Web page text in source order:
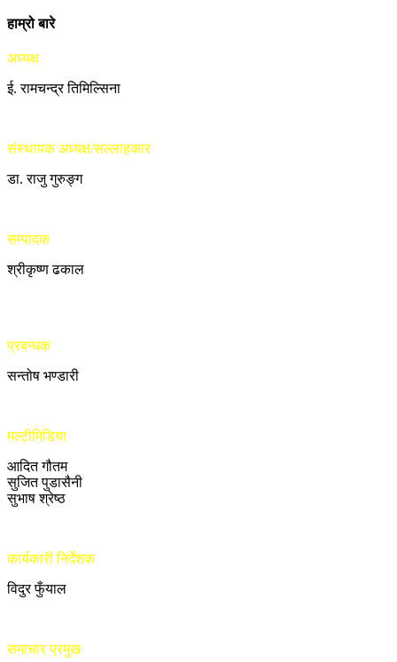
हाम्रो बारे
अध्यक्ष
ई. रामचन्द्र तिमिल्सिना
संस्थापक अध्यक्ष/सल्लाहकार
डा. राजु गुरुङ्ग
सम्पादक
श्रीकृष्ण ढकाल
प्रबन्धक
सन्तोष भण्डारी
मल्टीमिडिया
आदित गौतम
सुजित पुडासैनी
सुभाष श्रेष्ठ
कार्यकारी निर्देशक
विदुर फुँयाल
समाचार प्रमुख